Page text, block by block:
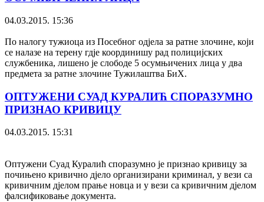
04.03.2015. 15:36
По налогу тужиоца из Посебног одјела за ратне злочине, који
се налазе на терену гдје координишу рад полицијских
службеника, лишено је слободе 5 осумњичених лица у два
предмета за ратне злочине Тужилаштва БиХ.
ОПТУЖЕНИ СУАД КУРАЛИЋ СПОРАЗУМНО
ПРИЗНАО КРИВИЦУ
04.03.2015. 15:31
Оптужени Суад Куралић споразумно је признао кривицу за
почињено кривично дјело организирани криминал, у вези са
кривичним дјелом прање новца и у вези са кривичним дјелом
фалсификовање документа.